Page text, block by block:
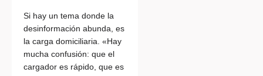
Si hay un tema donde la
desinformación abunda, es
la carga domiciliaria. «Hay
mucha confusión: que el
cargador es rápido, que es